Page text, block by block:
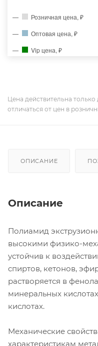
Розничная цена, ₽
Оптовая цена, ₽
Vip цена, ₽
Цена действительна
отличаться от цен в
ОПИСАНИЕ
Описание
Полиамид
высокими физико-
устойчив к
спиртов, кетонов,
растворяется в
минеральных
кислотах.
Механические
характеристикам